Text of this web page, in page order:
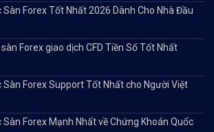
Sàn Forex Tốt Nhất 2026 Dành Cho Nhà Đầu
Forex giao dịch CFD Tiền Số Tốt Nhất
Sàn Forex Support Tốt Nhất cho Người Việt
Sàn Forex Mạnh Nhất về Chứng Khoán Quốc